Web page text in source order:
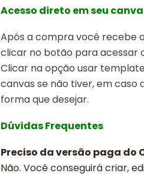
Acesso direto em seu canva
Após a compra você recebe
clicar no botão para acessar
Clicar na opção usar
canvas se não tiver, em
forma que desejar.
Dúvidas Frequentes
Preciso da versão paga do
Não. Você conseguirá criar,